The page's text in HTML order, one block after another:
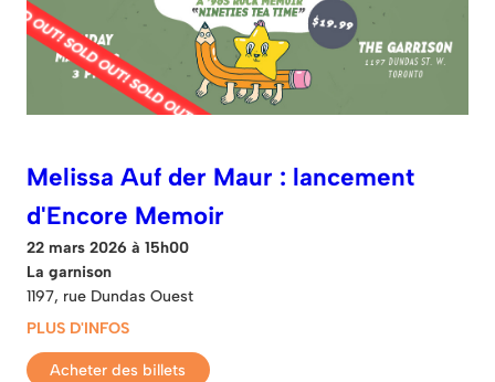
Melissa Auf der Maur : lancement
d'Encore Memoir
22 mars 2026 à 15h00
La garnison
1197, rue Dundas Ouest
PLUS D'INFOS
Acheter des billets